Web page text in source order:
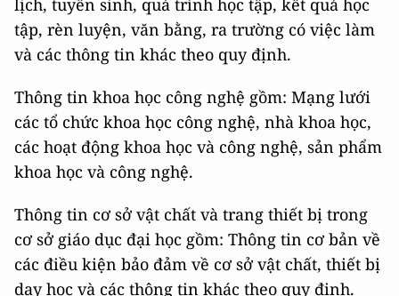
lịch, tuyển sinh, quá trình học tập, kết quả học
tập, rèn luyện, văn bằng, ra trường có việc làm
và các thông tin khác theo quy định.
Thông tin khoa học công nghệ gồm: Mạng lưới
các tổ chức khoa học công nghệ, nhà khoa học,
các hoạt động khoa học và công nghệ, sản phẩm
khoa học và công nghệ.
Thông tin cơ sở vật chất và trang thiết bị trong
cơ sở giáo dục đại học gồm: Thông tin cơ bản về
các điều kiện bảo đảm về cơ sở vật chất, thiết bị
dạy học và các thông tin khác theo quy định.